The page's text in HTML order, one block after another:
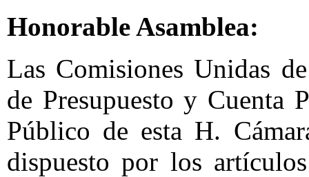
Honorable Asamblea:
Las Comisiones Unidas
de Presupuesto y Cuenta
Público de esta H.
dispuesto por los